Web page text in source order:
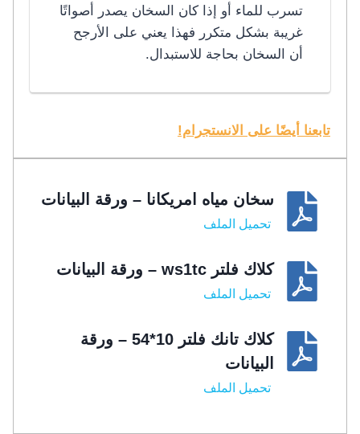
تسرب للماء أو إذا كان السخان يصدر أصواتًا
غريبة بشكل متكرر فهذا يعني على الأرجح
أن السخان بحاجة للاستبدال.
تابعنا أيضًا على الانستجرام!
سخان مياه امريكانا – ورقة البيانات
تحميل الملف
كلاك فلتر ws1tc – ورقة البيانات
تحميل الملف
كلاك تانك فلتر 10*54 – ورقة
البيانات
تحميل الملف